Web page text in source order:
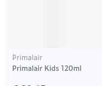
Primalair
Primalair Kids 120ml